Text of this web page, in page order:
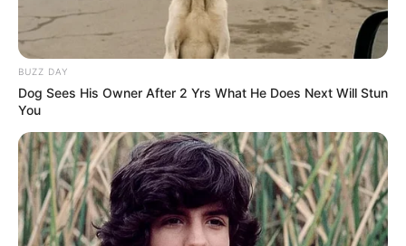
BUZZ DAY
Dog Sees His Owner After 2 Yrs What He Does Next Will Stun
You